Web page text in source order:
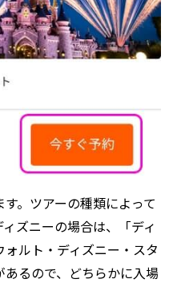
。ツアーの種類によって
ズニーの場合は、「ディ
ルト・ディズニー・スタ
るので、どちらかに入場